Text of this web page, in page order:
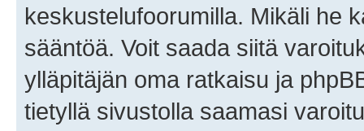
keskustelufoorumilla. Mikäli he
sääntöä. Voit saada siitä
ylläpitäjän oma ratkaisu ja
tietyllä sivustolla saamasi